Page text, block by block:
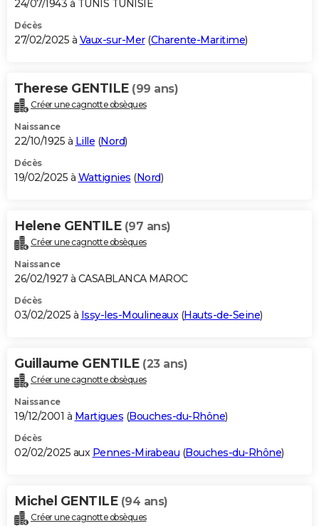
24/07/1943 à TUNIS TUNISIE
Décès
27/02/2025 à Vaux-sur-Mer(Charente-Maritime)
Therese GENTILE (99 ans)
Créer une cagnotte obsèques
Naissance
22/10/1925 à Lille (Nord)
Décès
19/02/2025 à Wattignies (Nord)
Helene GENTILE (97 ans)
Créer une cagnotte obsèques
Naissance
26/02/1927 à CASABLANCA MAROC
Décès
03/02/2025 à Issy-les-Moulineaux(Hauts-de-Seine)
Guillaume GENTILE (23 ans)
Créer une cagnotte obsèques
Naissance
19/12/2001 à Martigues (Bouches-du-Rhône)
Décès
02/02/2025 aux Pennes-Mirabeau (Bouches-du-Rhône)
Michel GENTILE (94 ans)
Créer une cagnotte obsèques